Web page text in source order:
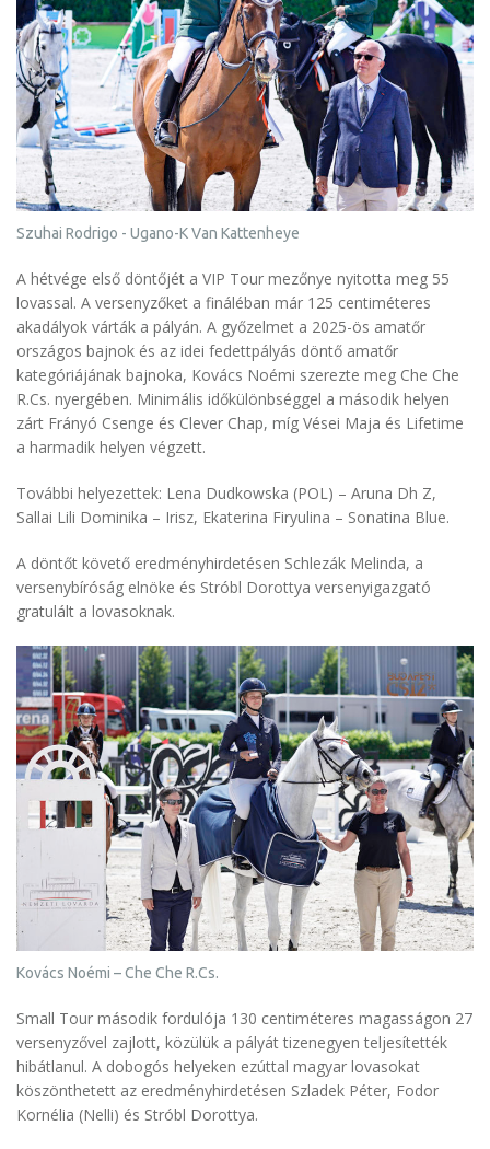
Szuhai Rodrigo - Ugano-K Van Kattenheye
A hétvége első döntőjét a VIP Tour mezőnye nyitotta meg 55
lovassal. A versenyzőket a fináléban már 125 centiméteres
akadályok várták a pályán. A győzelmet a 2025-ös amatőr
országos bajnok és az idei fedettpályás döntő amatőr
kategóriájának bajnoka, Kovács Noémi szerezte meg Che Che
R.Cs. nyergében. Minimális időkülönbséggel a második helyen
zárt Frányó Csenge és Clever Chap, míg Vései Maja és Lifetime
a harmadik helyen végzett.
További helyezettek: Lena Dudkowska (POL) – Aruna Dh Z,
Sallai Lili Dominika – Irisz, Ekaterina Firyulina – Sonatina Blue.
A döntőt követő eredményhirdetésen Schlezák Melinda, a
versenybíróság elnöke és Stróbl Dorottya versenyigazgató
gratulált a lovasoknak.
Kovács Noémi – Che Che R.Cs.
Small Tour második fordulója 130 centiméteres magasságon 27
versenyzővel zajlott, közülük a pályát tizenegyen teljesítették
hibátlanul. A dobogós helyeken ezúttal magyar lovasokat
köszönthetett az eredményhirdetésen Szladek Péter, Fodor
Kornélia (Nelli) és Stróbl Dorottya.